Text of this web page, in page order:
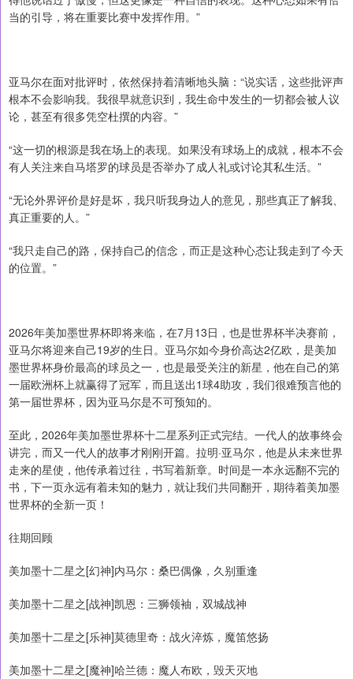
当的引导，将在重要比赛中发挥作用。”
亚马尔在面对批评时，依然保持着清晰地头脑：“说实话，这些批评声
根本不会影响我。我很早就意识到，我生命中发生的一切都会被人议
论，甚至有很多凭空杜撰的内容。”
“这一切的根源是我在场上的表现。如果没有球场上的成就，根本不会
有人关注来自马塔罗的球员是否举办了成人礼或讨论其私生活。”
“无论外界评价是好是坏，我只听我身边人的意见，那些真正了解我、
真正重要的人。”
“我只走自己的路，保持自己的信念，而正是这种心态让我走到了今天
的位置。”
2026年美加墨世界杯即将来临，在7月13日，也是世界杯半决赛前，
亚马尔将迎来自己19岁的生日。亚马尔如今身价高达2亿欧，是美加
墨世界杯身价最高的球员之一，也是最受关注的新星，他在自己的第
一届欧洲杯上就赢得了冠军，而且送出1球4助攻，我们很难预言他的
第一届世界杯，因为亚马尔是不可预知的。
至此，2026年美加墨世界杯十二星系列正式完结。一代人的故事终会
讲完，而又一代人的故事才刚刚开篇。拉明·亚马尔，他是从未来世界
走来的星使，他传承着过往，书写着新章。时间是一本永远翻不完的
书，下一页永远有着未知的魅力，就让我们共同翻开，期待着美加墨
世界杯的全新一页！
往期回顾
美加墨十二星之[幻神]内马尔：桑巴偶像，久别重逢
美加墨十二星之[战神]凯恩：三狮领袖，双城战神
美加墨十二星之[乐神]莫德里奇：战火淬炼，魔笛悠扬
美加墨十二星之[魔神]哈兰德：魔人布欧，毁天灭地